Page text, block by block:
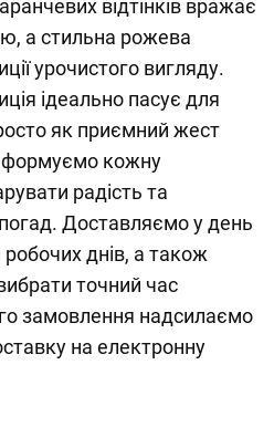
відтінків вражає
а стильна рожева
урочистого вигляду.
ідеально пасує для
як приємний жест
формуємо кожну
радість та
Доставляємо у день
днів, а також
точний час
замовлення надсилаємо
на електронну